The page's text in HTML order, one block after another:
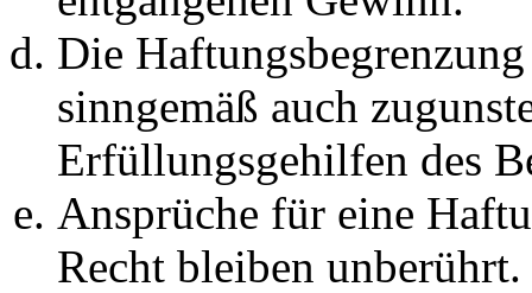
Die
sinngemäß auch
Erfüllungsgehilfen des
Ansprüche für eine
Recht bleiben unberührt.